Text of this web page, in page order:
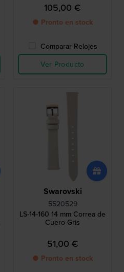
105,00 €
● Pronto en stock
Comparar Relojes
Ver Producto
Swarovski
5520529
LS-14-160 14 mm Correa de
Cuero Gris
51,00 €
● Pronto en stock